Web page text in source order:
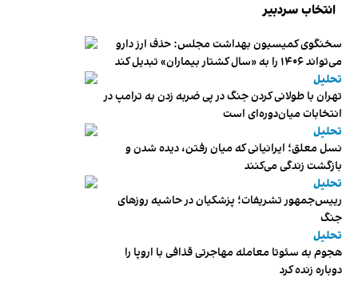
انتخاب سردبیر
سخنگوی کمیسیون بهداشت مجلس: حذف ارز دارو
می‌تواند ۱۴۰۶ را به «سال کشتار بیماران» تبدیل کند
تحلیل
تهران با طولانی کردن جنگ در پی ضربه زدن به ترامپ در
انتخابات میان‌دوره‌ای است
تحلیل
نسل معلق؛ ایرانیانی که میان رفتن، دیده شدن و
بازگشت زندگی می‌کنند
تحلیل
رییس‌جمهور تشریفات؛ پزشکیان در حاشیه روزهای
جنگ
تحلیل
هجوم به سئوتا معامله مهاجرتی قذافی با اروپا را
دوباره زنده کرد